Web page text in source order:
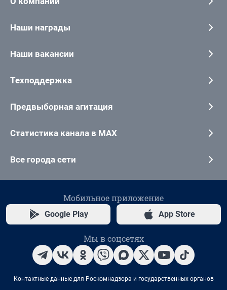
Наши награды
Наши вакансии
Техподдержка
Предвыборная агитация
Статистика канала в MAX
Все города сети
Мобильное приложение
Google Play App Store
Мы в соцсетях
Контактные данные для Роскомнадзора и государственных органов